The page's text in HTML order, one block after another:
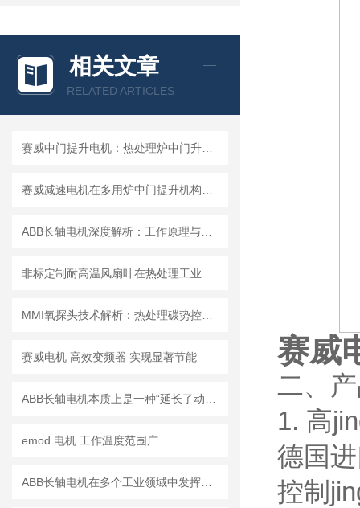
相关文章
RELATED ARTICLES
赛威电机 高效变频器 实现显著节能
emod 电机 工作温度范围广
赛威
二、
1. 高
德国
控制